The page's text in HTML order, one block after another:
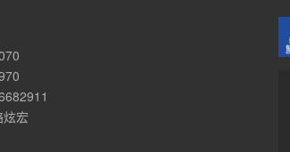
炫宏